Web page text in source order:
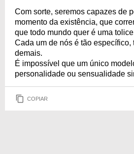
Com sorte, seremos capazes de
momento da existência, que
que todo mundo quer é uma
Cada um de nós é tão específico,
demais.
É impossível que um único
personalidade ou sensualidade
COPIAR